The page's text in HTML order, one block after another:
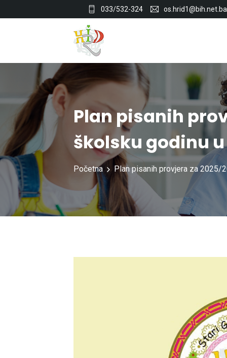
033/532-324 os.hrid1@bih.net.ba
Plan pisanih
školsku godinu
Početna Plan pisanih provjera za 2025/